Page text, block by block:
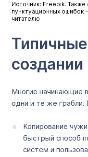
Источник: Freepik.
пунктуационных ошибок
читателю
создании
Многие начинающие
одни и те же грабли.
Копирование
быстрый способ
систем и